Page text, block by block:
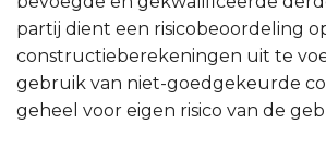
partij dient een risicobeoordeling
constructieberekeningen uit te
gebruik van niet-goedgekeurde
geheel voor eigen risico van de